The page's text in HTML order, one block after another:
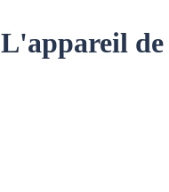
L'appareil de